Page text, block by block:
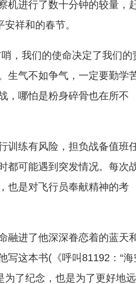
机进行了数十分钟的较量，
祥和的春节。
，我们的使命决定了我们的
生气不如争气，一定要勤学
，哪怕是粉身碎骨也在所不
练有风险，担负战备值班
都可能遇到突发情况。每次
也是对飞行员奉献精神的考
进了他深深眷恋着的蓝天
写这本书(《呼叫81192：“海
为了纪念，也是为了更好地远